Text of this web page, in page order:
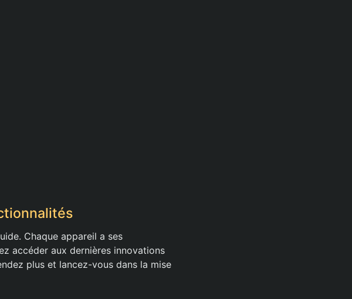
Chaque appareil a ses
accéder aux dernières innovations
plus et lancez-vous dans la mise